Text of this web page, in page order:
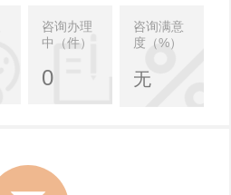
咨询办理
中（件）
0
咨询满意
度（%）
无